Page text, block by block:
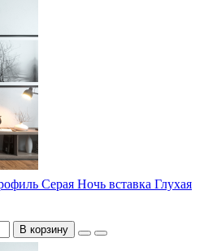
Серая Ночь вставка Глухая
В корзину